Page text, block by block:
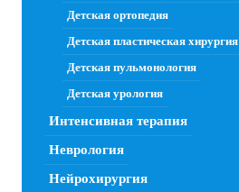
Детская ортопедия
Детская пластическая хирургия
Детская пульмонология
Детская урология
Интенсивная терапия
Неврология
Нейрохирургия